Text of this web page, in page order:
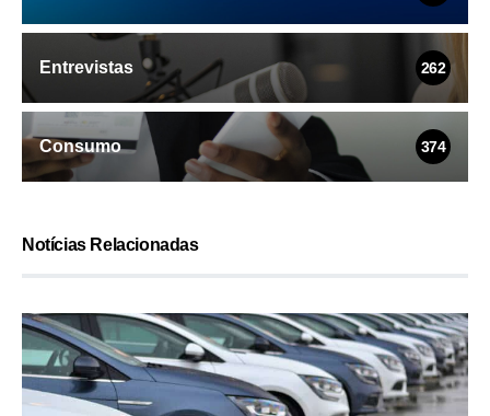
Entrevistas 262
Consumo 374
Notícias Relacionadas